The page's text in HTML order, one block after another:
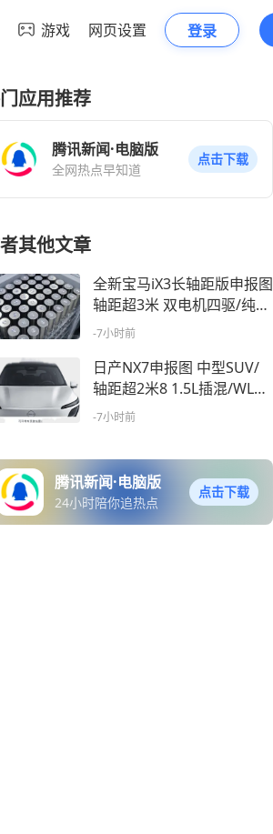
游戏 网页设置 登录
应用推荐
腾讯新闻·电脑版
全网热点早知道
点击下载
其他文章
全新宝马iX3长轴距版申报图
轴距超3米 双电机四驱/纯电
续航900km
-7小时前
日产NX7申报图 中型SUV/
轴距超2米8 1.5L插混/WLTC
纯电续航225km
-7小时前
腾讯新闻·电脑版
24小时陪你追热点
点击下载